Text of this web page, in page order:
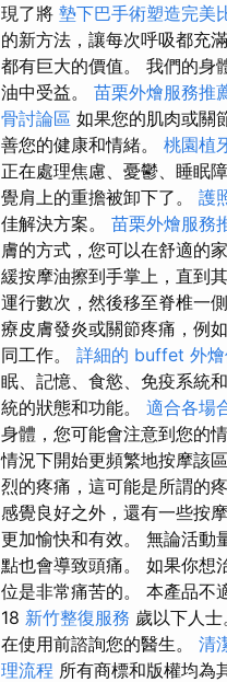
現了將 墊下巴手術塑造完美
的新方法，讓每次呼吸都充
都有巨大的價值。 我們的身
油中受益。 苗栗外燴服務推
骨討論區 如果您的肌肉或關
善您的健康和情緒。 桃園植
正在處理焦慮、憂鬱、睡眠
覺肩上的重擔被卸下了。 護
佳解決方案。 苗栗外燴服務
膚的方式，您可以在舒適的
緩按摩油擦到手掌上，直到
運行數次，然後移至脊椎一側
療皮膚發炎或關節疼痛，例
同工作。 詳細的 buffet 外
眠、記憶、食慾、免疫系統
統的狀態和功能。 適合各場
身體，您可能會注意到您的
情況下開始更頻繁地按摩該
烈的疼痛，這可能是所謂的
感覺良好之外，還有一些按
更加愉快和有效。 無論活動
點也會導致頭痛。 如果你想
位是非常痛苦的。 本產品不
18 新竹整復服務 歲以下人士
在使用前諮詢您的醫生。 清
理流程 所有商標和版權均為